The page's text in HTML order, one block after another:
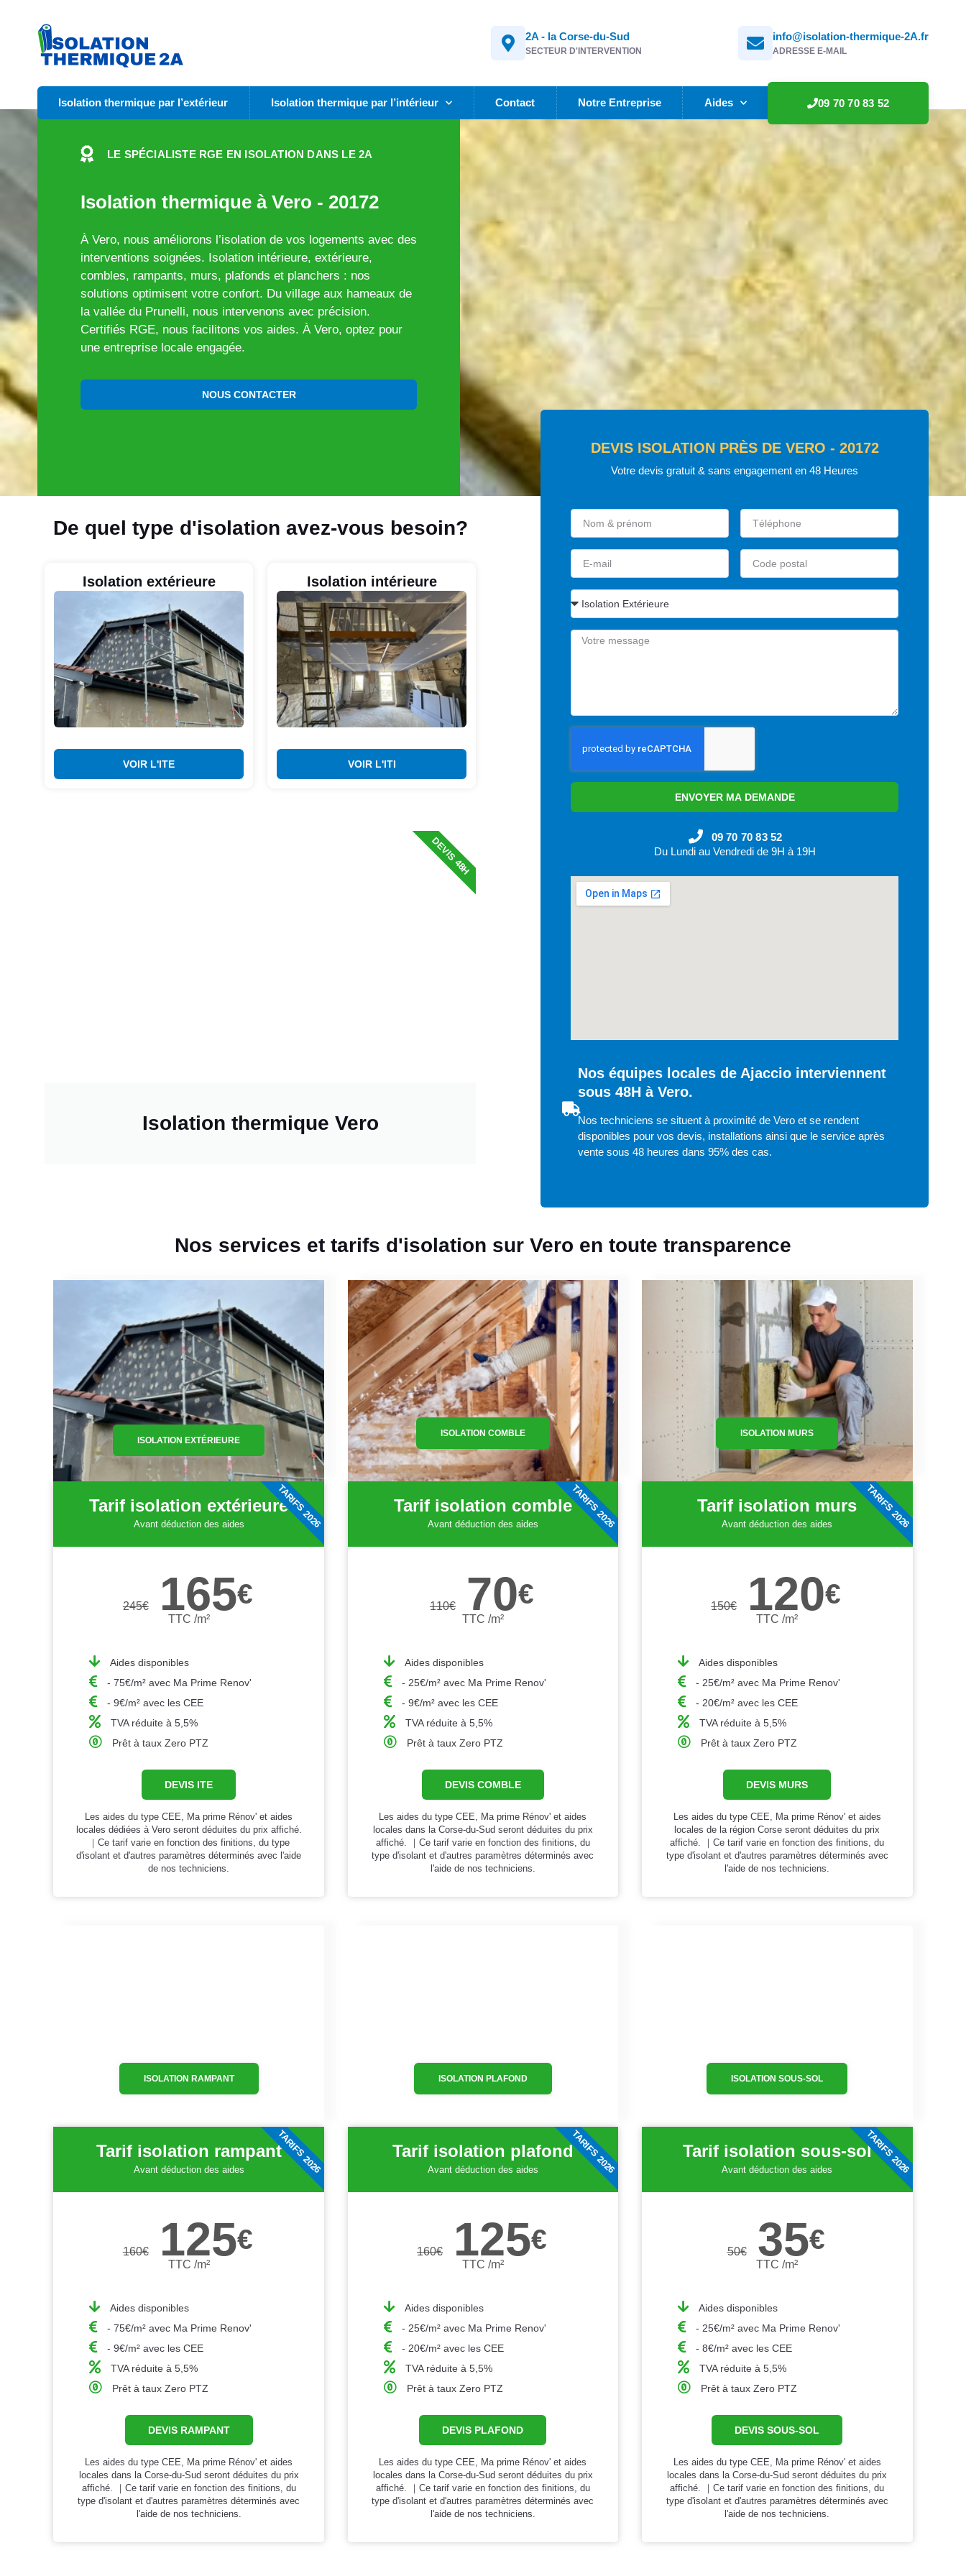
2A - la Corse-du-Sud
SECTEUR D'INTERVENTION
info@isolation-thermique-2A.fr
ADRESSE E-MAIL
Isolation thermique par l’extérieur Isolation thermique par l’intérieur Contact Notre Entreprise Aides 09 70 70 83 52
LE SPÉCIALISTE RGE EN ISOLATION DANS LE 2A
Isolation thermique à Vero - 20172
À Vero, nous améliorons l’isolation de vos logements avec des
interventions soignées. Isolation intérieure, extérieure,
combles, rampants, murs, plafonds et planchers : nos
solutions optimisent votre confort. Du village aux hameaux de
la vallée du Prunelli, nous intervenons avec précision.
Certifiés RGE, nous facilitons vos aides. À Vero, optez pour
une entreprise locale engagée.
NOUS CONTACTER
De quel type d'isolation avez-vous besoin?
Isolation extérieure
VOIR L'ITE
Isolation intérieure
VOIR L'ITI
Isolation thermique Vero
DEVIS 48H
DEVIS ISOLATION PRÈS DE VERO - 20172
Votre devis gratuit & sans engagement en 48 Heures
ENVOYER MA DEMANDE
09 70 70 83 52
Du Lundi au Vendredi de 9H à 19H
Nos équipes locales de Ajaccio interviennent
sous 48H à Vero.
Nos techniciens se situent à proximité de Vero et se rendent
disponibles pour vos devis, installations ainsi que le service après
vente sous 48 heures dans 95% des cas.
Nos services et tarifs d'isolation sur Vero en toute transparence
ISOLATION EXTÉRIEURE
Tarif isolation extérieure
Avant déduction des aides
245€ 165€
TTC /m²
Aides disponibles
- 75€/m² avec Ma Prime Renov'
- 9€/m² avec les CEE
TVA réduite à 5,5%
Prêt à taux Zero PTZ
DEVIS ITE
Les aides du type CEE, Ma prime Rénov' et aides
locales dédiées à Vero seront déduites du prix affiché.
｜Ce tarif varie en fonction des finitions, du type
d'isolant et d'autres paramètres déterminés avec l'aide
de nos techniciens.
TARIFS 2026
ISOLATION COMBLE
Tarif isolation comble
Avant déduction des aides
110€ 70€
TTC /m²
Aides disponibles
- 25€/m² avec Ma Prime Renov'
- 9€/m² avec les CEE
TVA réduite à 5,5%
Prêt à taux Zero PTZ
DEVIS COMBLE
Les aides du type CEE, Ma prime Rénov' et aides
locales dans la Corse-du-Sud seront déduites du prix
affiché. ｜Ce tarif varie en fonction des finitions, du
type d'isolant et d'autres paramètres déterminés avec
l'aide de nos techniciens.
TARIFS 2026
ISOLATION MURS
Tarif isolation murs
Avant déduction des aides
150€ 120€
TTC /m²
Aides disponibles
- 25€/m² avec Ma Prime Renov'
- 20€/m² avec les CEE
TVA réduite à 5,5%
Prêt à taux Zero PTZ
DEVIS MURS
Les aides du type CEE, Ma prime Rénov' et aides
locales de la région Corse seront déduites du prix
affiché. ｜Ce tarif varie en fonction des finitions, du
type d'isolant et d'autres paramètres déterminés avec
l'aide de nos techniciens.
TARIFS 2026
ISOLATION RAMPANT
Tarif isolation rampant
Avant déduction des aides
160€ 125€
TTC /m²
Aides disponibles
- 75€/m² avec Ma Prime Renov'
- 9€/m² avec les CEE
TVA réduite à 5,5%
Prêt à taux Zero PTZ
DEVIS RAMPANT
Les aides du type CEE, Ma prime Rénov' et aides
locales dans la Corse-du-Sud seront déduites du prix
affiché. ｜Ce tarif varie en fonction des finitions, du
type d'isolant et d'autres paramètres déterminés avec
l'aide de nos techniciens.
TARIFS 2026
ISOLATION PLAFOND
Tarif isolation plafond
Avant déduction des aides
160€ 125€
TTC /m²
Aides disponibles
- 25€/m² avec Ma Prime Renov'
- 20€/m² avec les CEE
TVA réduite à 5,5%
Prêt à taux Zero PTZ
DEVIS PLAFOND
Les aides du type CEE, Ma prime Rénov' et aides
locales dans la Corse-du-Sud seront déduites du prix
affiché. ｜Ce tarif varie en fonction des finitions, du
type d'isolant et d'autres paramètres déterminés avec
l'aide de nos techniciens.
TARIFS 2026
ISOLATION SOUS-SOL
Tarif isolation sous-sol
Avant déduction des aides
50€ 35€
TTC /m²
Aides disponibles
- 25€/m² avec Ma Prime Renov'
- 8€/m² avec les CEE
TVA réduite à 5,5%
Prêt à taux Zero PTZ
DEVIS SOUS-SOL
Les aides du type CEE, Ma prime Rénov' et aides
locales dans la Corse-du-Sud seront déduites du prix
affiché. ｜Ce tarif varie en fonction des finitions, du
type d'isolant et d'autres paramètres déterminés avec
l'aide de nos techniciens.
TARIFS 2026